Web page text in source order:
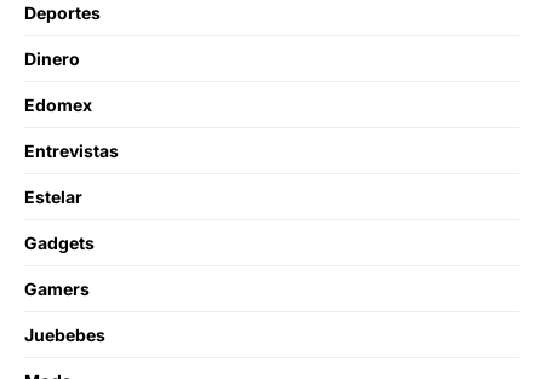
Deportes
Dinero
Edomex
Entrevistas
Estelar
Gadgets
Gamers
Juebebes